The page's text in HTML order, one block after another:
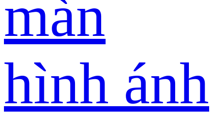
màn
hình ánh